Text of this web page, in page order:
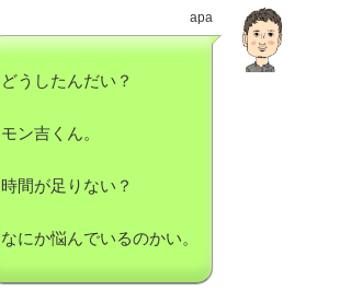
apa
どうしたんだい？
モン吉くん。
時間が足りない？
なにか悩んでいるのかい。